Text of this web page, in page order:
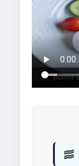
🥓